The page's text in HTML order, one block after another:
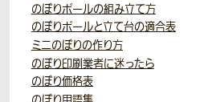
のぼりポールの組み立て方
のぼりポールと立て台の適合表
ミニのぼりの作り方
のぼり印刷業者に迷ったら
のぼり価格表